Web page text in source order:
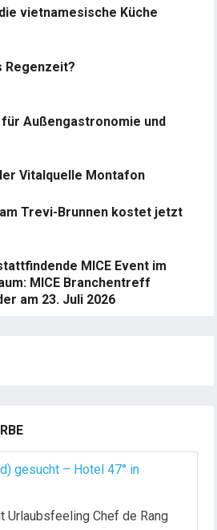
vietnamesische Küche
Regenzeit?
Außengastronomie und
Vitalquelle Montafon
Trevi-Brunnen kostet jetzt
MICE Event im
MICE Branchentreff
am 23. Juli 2026
gesucht – Hotel 47° in
Urlaubsfeeling Chef de Rang